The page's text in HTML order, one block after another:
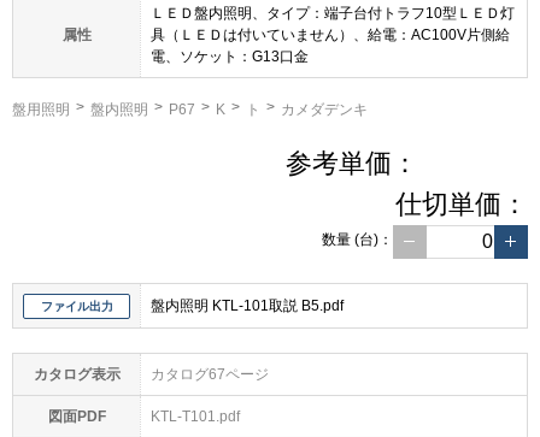
属性
ＬＥＤ盤内照明、タイプ：端子台付トラフ10型ＬＥＤ灯
具（ＬＥＤは付いていません）、給電：AC100V片側給
電、ソケット：G13口金
盤用照明 盤内照明 P67 K ト カメダデンキ
参考単価：
仕切単価：
数量 (台) ：
ファイル出力 盤内照明 KTL-101取説 B5.pdf
カタログ表示 カタログ67ページ
図面PDF KTL-T101.pdf